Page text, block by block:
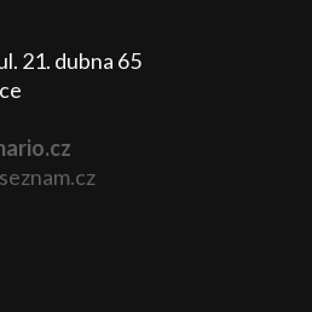
21. dubna 65